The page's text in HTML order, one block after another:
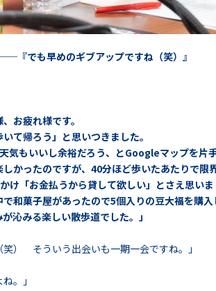
『でも早めのギブアップですね（笑）』
お疲れ様です。
て帰ろう」と思いつきました。
気もいいし余裕だろう、とGoogleマップを片
かったのですが、40分ほど歩いたあたりで限
け「お金払うから貸して欲しい」とさえ思いま
和菓子屋があったので5個入りの豆大福を購入
沁みる楽しい散歩道でした。」
笑） そういう出会いも一期一会ですね。」
。」